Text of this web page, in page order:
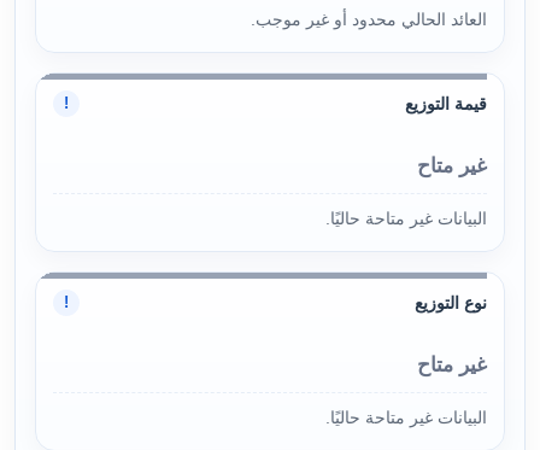
العائد الحالي محدود أو غير موجب.
قيمة التوزيع !
غير متاح
البيانات غير متاحة حاليًا.
نوع التوزيع !
غير متاح
البيانات غير متاحة حاليًا.